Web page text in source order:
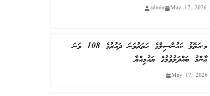
May 17, 2026
admin
މ.އަތޮޅު ކައުންސިލްގެ ހަތަރުވަނަ ދައުރުގެ 108 ވަނަ
ޢާންމު ބައްދަލުވުމުގެ ޔައުމިއްޔާ
May 17, 2026